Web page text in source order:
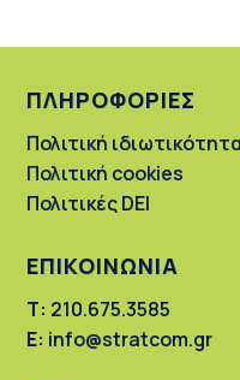
ΠΛΗΡΟΦΟΡΙΕΣ
Πολιτική
Πολιτική cookies
Πολιτικές DEI
ΕΠΙΚΟΙΝΩΝΙΑ
Τ: 210.675.3585
Ε: info@stratcom.gr